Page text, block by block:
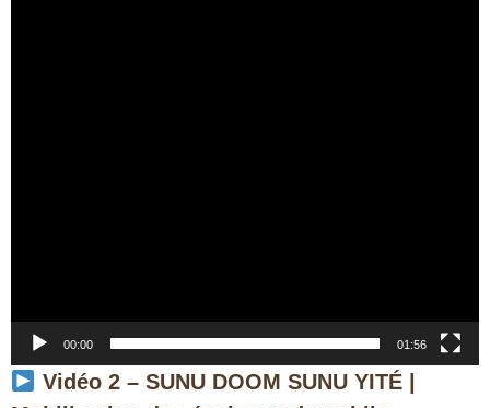
00:00 01:56
Vidéo 2 – SUNU DOOM SUNU YITÉ |